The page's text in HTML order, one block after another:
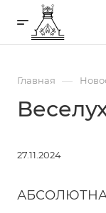
Главная —
27.11.2024